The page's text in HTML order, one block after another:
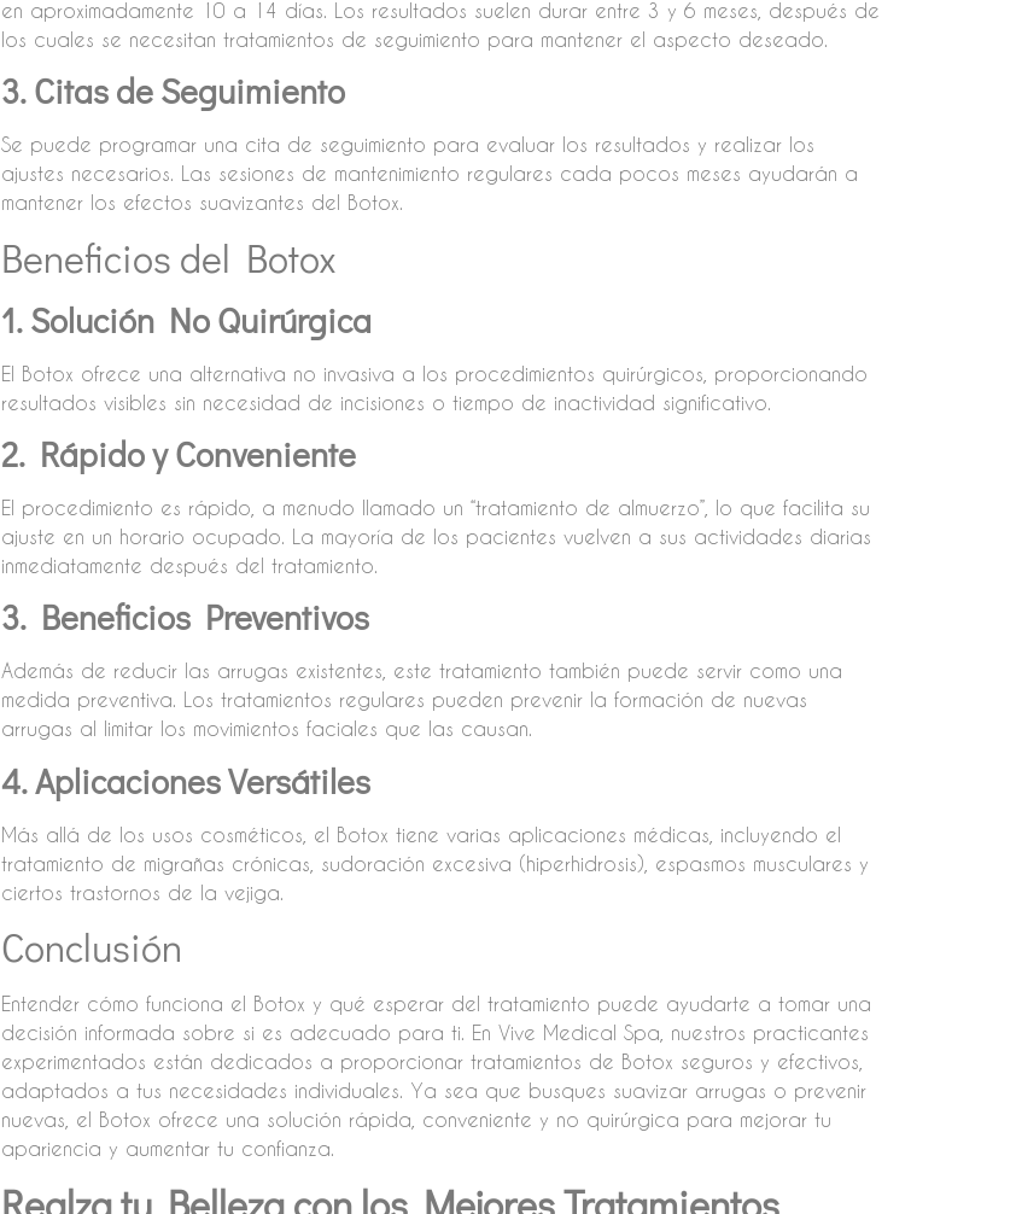
en aproximadamente 10 a 14 días. Los resultados suelen durar entre 3 y 6 meses, después de
los cuales se necesitan tratamientos de seguimiento para mantener el aspecto deseado.
3. Citas de Seguimiento
Se puede programar una cita de seguimiento para evaluar los resultados y realizar los
ajustes necesarios. Las sesiones de mantenimiento regulares cada pocos meses ayudarán a
mantener los efectos suavizantes del Botox.
Beneficios del Botox
1. Solución No Quirúrgica
El Botox ofrece una alternativa no invasiva a los procedimientos quirúrgicos, proporcionando
resultados visibles sin necesidad de incisiones o tiempo de inactividad significativo.
2. Rápido y Conveniente
El procedimiento es rápido, a menudo llamado un “tratamiento de almuerzo”, lo que facilita su
ajuste en un horario ocupado. La mayoría de los pacientes vuelven a sus actividades diarias
inmediatamente después del tratamiento.
3. Beneficios Preventivos
Además de reducir las arrugas existentes, este tratamiento también puede servir como una
medida preventiva. Los tratamientos regulares pueden prevenir la formación de nuevas
arrugas al limitar los movimientos faciales que las causan.
4. Aplicaciones Versátiles
Más allá de los usos cosméticos, el Botox tiene varias aplicaciones médicas, incluyendo el
tratamiento de migrañas crónicas, sudoración excesiva (hiperhidrosis), espasmos musculares y
ciertos trastornos de la vejiga.
Conclusión
Entender cómo funciona el Botox y qué esperar del tratamiento puede ayudarte a tomar una
decisión informada sobre si es adecuado para ti. En Vive Medical Spa, nuestros practicantes
experimentados están dedicados a proporcionar tratamientos de Botox seguros y efectivos,
adaptados a tus necesidades individuales. Ya sea que busques suavizar arrugas o prevenir
nuevas, el Botox ofrece una solución rápida, conveniente y no quirúrgica para mejorar tu
apariencia y aumentar tu confianza.
Realza tu Belleza con los Mejores Tratamientos